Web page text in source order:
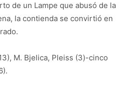
de un Lampe que abusó de la
la contienda se convirtió en
M. Bjelica, Pleiss (3)-cinco